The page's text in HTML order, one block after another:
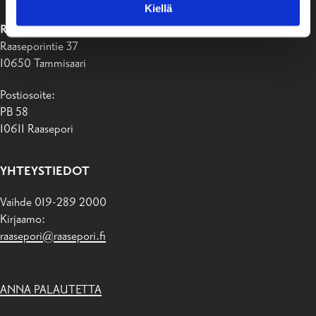
Kiellä
RAASEPORIN KAUPUNKI
Raaseporintie 37
10650 Tammisaari
Postiosoite:
PB 58
10611 Raasepori
YHTEYSTIEDOT
Vaihde 019-289 2000
Kirjaamo:
raasepori@raasepori.fi
ANNA PALAUTETTA